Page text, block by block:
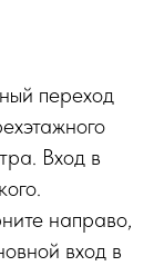
переход
Вход в
направо,
вход в